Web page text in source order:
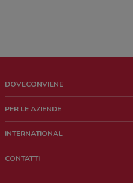
DOVECONVIENE
Chi siamo
Lavora con noi
PER LE AZIENDE
Richieste commerciali e marketing
INTERNATIONAL
CONTATTI